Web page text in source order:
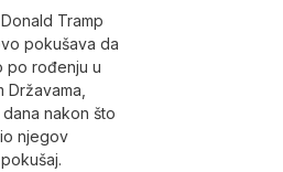
Tramp
pokušava da
po rođenju u
Državama,
nakon što
njegov